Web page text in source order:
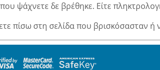
ψάχνετε δε βρέθηκε. Είτε
πίσω στη σελίδα που βρισκόσασταν ή